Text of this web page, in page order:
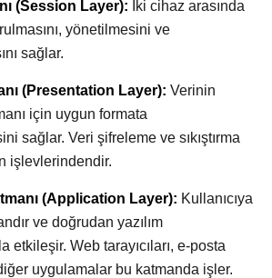
(Session Layer): İki cihaz arasında
yönetilmesini ve
sağlar.
(Presentation Layer): Verinin
için uygun formata
sağlar. Veri şifreleme ve sıkıştırma
işlevlerindendir.
(Application Layer): Kullanıcıya
ve doğrudan yazılım
etkileşir. Web tarayıcıları, e-posta
uygulamalar bu katmanda işler.